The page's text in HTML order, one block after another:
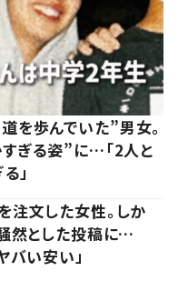
を歩んでいた”男女。
ぎる姿”に…「2人と
」
注文した女性。しか
然とした投稿に…
バい安い」